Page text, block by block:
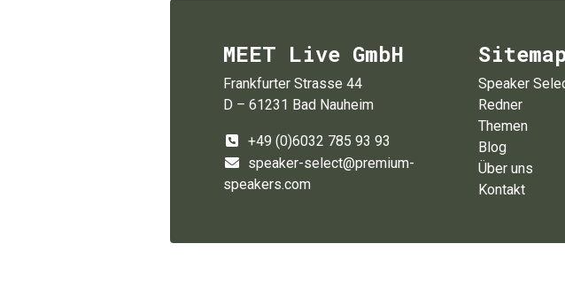
MEET Live GmbH
Frankfurter Strasse 44
D – 61231 Bad Nauheim
+49 (0)6032 785 93 93
speaker-select@premium-
speakers.com
Speaker
Redner
Themen
Blog
Über uns
Kontakt